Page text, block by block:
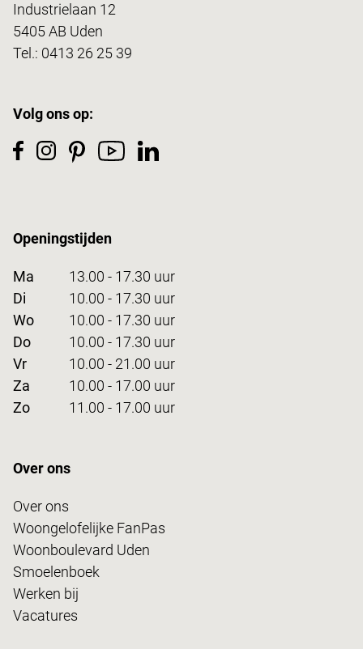
Industrielaan 12
5405 AB Uden
Tel.: 0413 26 25 39
Volg ons op:
Openingstijden
Ma
13.00 - 17.30 uur
Di
10.00 - 17.30 uur
Wo
10.00 - 17.30 uur
Do
10.00 - 17.30 uur
Vr
10.00 - 21.00 uur
Za
10.00 - 17.00 uur
Zo
11.00 - 17.00 uur
Over ons
Over ons
Woongelofelijke FanPas
Woonboulevard Uden
Smoelenboek
Werken bij
Vacatures